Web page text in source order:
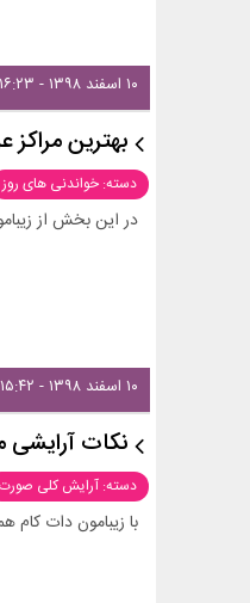
۱۰ اسفند ۱۳۹۸ - ۱۶:۲۳
بهترین مراکز
دسته: خواندنی های روز
در این بخش از
۱۰ اسفند ۱۳۹۸ - ۱۵:۴۲
نکات آرایشی
دسته: آرایش کلی صورت
با زیبامون دات کام